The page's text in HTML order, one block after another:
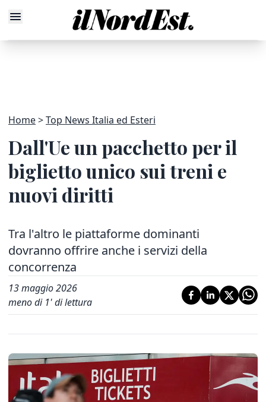
Home Top News Italia ed Esteri
Dall'Ue un pacchetto per il
biglietto unico sui treni e
nuovi diritti
Tra l'altro le piattaforme dominanti
dovranno offrire anche i servizi della
concorrenza
13 maggio 2026
meno di 1' di lettura